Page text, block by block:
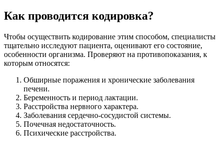
Как проводится кодировка?
Чтобы осуществить кодирование этим способом, специалисты
тщательно исследуют пациента, оценивают его состояние,
особенности организма. Проверяют на противопоказания, к
которым относятся:
Обширные поражения и хронические заболевания
печени.
Беременность и период лактации.
Расстройства нервного характера.
Заболевания сердечно-сосудистой системы.
Почечная недостаточность.
Психические расстройства.